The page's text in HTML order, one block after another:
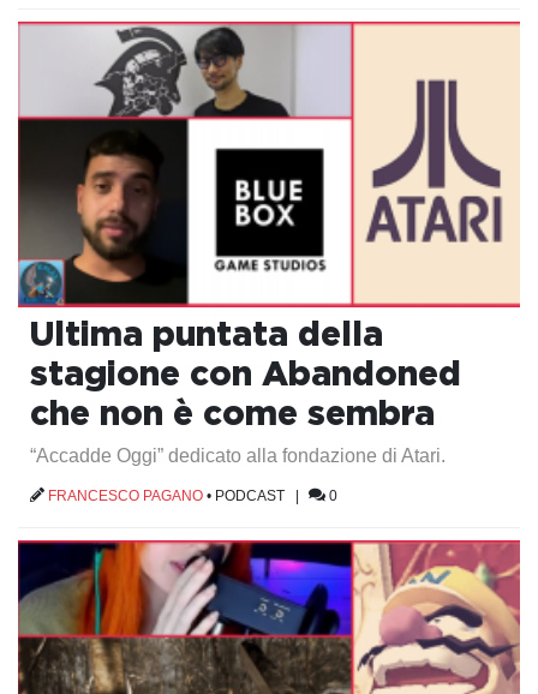
Ultima puntata della
stagione con Abandoned
che non è come sembra
“Accadde Oggi” dedicato alla fondazione di Atari.
FRANCESCO PAGANO • PODCAST | 0